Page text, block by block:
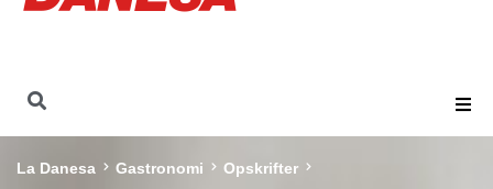
La Danesa Gastronomi
Opskrifter